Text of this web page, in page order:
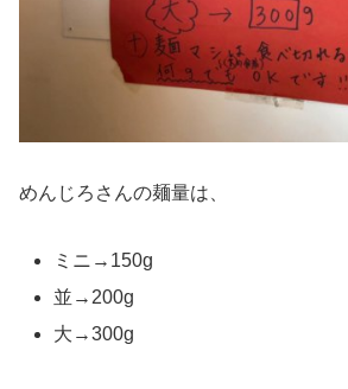
めんじろさんの麺量は、
ミニ→150g
並→200g
大→300g